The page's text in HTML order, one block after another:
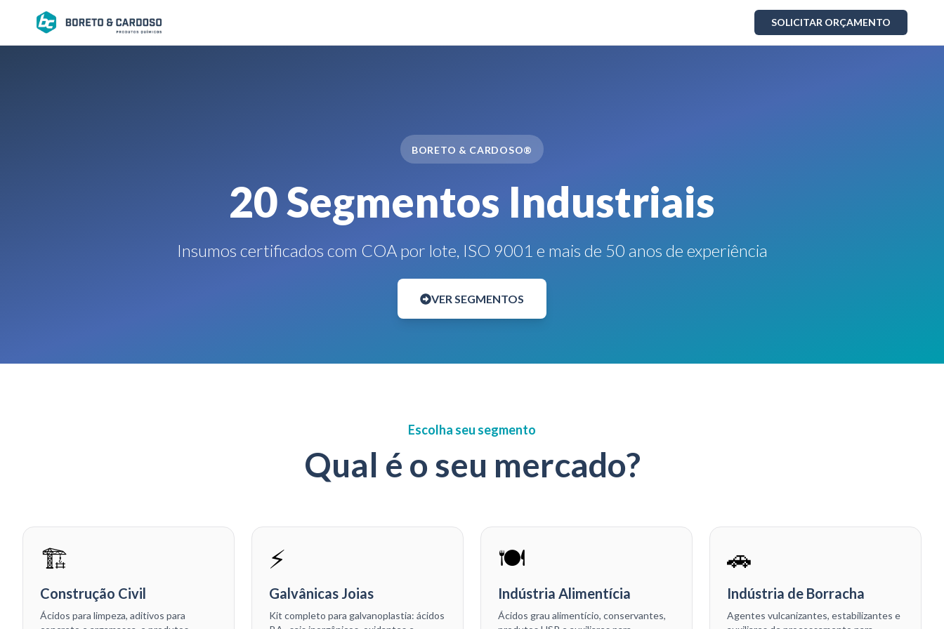
SOLICITAR ORÇAMENTO
BORETO & CARDOSO®
20 Segmentos Industriais
Insumos certificados com COA por lote, ISO 9001 e mais de 50 anos de experiência
VER SEGMENTOS
Escolha seu segmento
Qual é o seu mercado?
🏗️
Construção Civil
Ácidos para limpeza, aditivos para
⚡
Galvânicas Joias
Kit completo para galvanoplastia: ácidos
🍽️
Indústria Alimentícia
Ácidos grau alimentício, conservantes,
🚗
Indústria de Borracha
Agentes vulcanizantes, estabilizantes e